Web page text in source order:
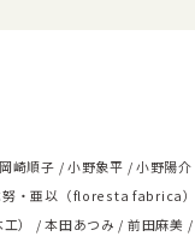
岡崎順子 小野象平 小野陽介
努・亜以（floresta fabrica）
） 本田あつみ 前田麻美